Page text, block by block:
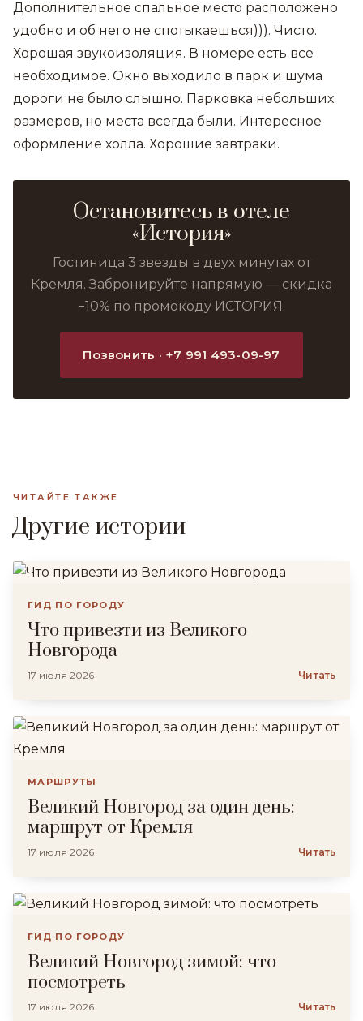
Дополнительное спальное место расположено
удобно и об него не спотыкаешься))). Чисто.
Хорошая звукоизоляция. В номере есть все
необходимое. Окно выходило в парк и шума
дороги не было слышно. Парковка небольших
размеров, но места всегда были. Интересное
оформление холла. Хорошие завтраки.
Остановитесь в отеле
«История»
Гостиница 3 звезды в двух минутах от
Кремля. Забронируйте напрямую — скидка
−10% по промокоду ИСТОРИЯ.
Позвонить · +7 991 493-09-97
ЧИТАЙТЕ ТАКЖЕ
Другие истории
ГИД ПО ГОРОДУ
Что привезти из Великого
Новгорода
17 июля 2026 Читать
МАРШРУТЫ
Великий Новгород за один день:
маршрут от Кремля
17 июля 2026 Читать
ГИД ПО ГОРОДУ
Великий Новгород зимой: что
посмотреть
17 июля 2026 Читать